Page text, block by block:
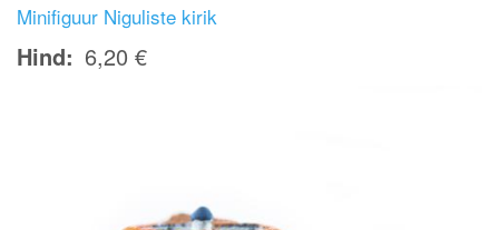
Minifiguur Niguliste kirik
Hind 6,20 €